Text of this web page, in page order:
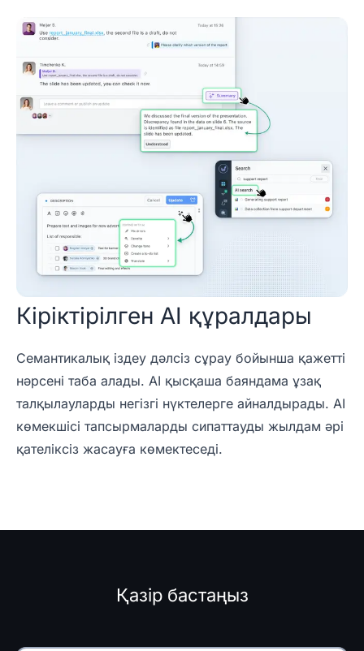
Кіріктірілген AI құралдары
Семантикалық іздеу дәлсіз сұрау бойынша қажетті
нәрсені таба алады. AI қысқаша баяндама ұзақ
талқылауларды негізгі нүктелерге айналдырады. AI
көмекшісі тапсырмаларды сипаттауды жылдам әрі
қателіксіз жасауға көмектеседі.
Қазір бастаңыз